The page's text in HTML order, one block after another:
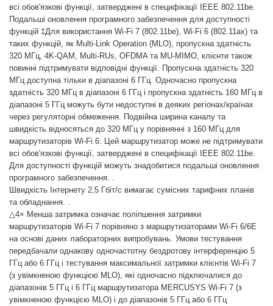
всі обов'язкові функції, затверджені в специфікації IEEE 802.11be.
Подальші оновлення програмного забезпечення для доступності
функцій ‡Для використання Wi-Fi 7 (802.11be), Wi-Fi 6 (802.11ax) та
таких функцій, як Multi-Link Operation (MLO), пропускна здатність
320 МГц, 4K-QAM, Multi-RUs, OFDMA та MU-MIMO, клієнти також
повинні підтримувати відповідні функції. Пропускна здатність 320
МГц доступна тільки в діапазоні 6 ГГц. Одночасно пропускна
здатність 320 МГц в діапазоні 6 ГГц і пропускна здатність 160 МГц в
діапазоні 5 ГГц можуть бути недоступні в деяких регіонах/країнах
через регуляторні обмеження. Подвійна ширина каналу та
швидкість відносяться до 320 МГц у порівнянні з 160 МГц для
маршрутизаторів Wi-Fi 6. Цей маршрутизатор може не підтримувати
всі обов'язкові функції, затверджені в специфікації IEEE 802.11be.
Для доступності функцій можуть знадобитися подальші оновлення
програмного забезпечення. .
Швидкість Інтернету 2,5 Гбіт/с вимагає сумісних тарифних планів
та обладнання. .
△4× Менша затримка означає поліпшення затримки
маршрутизаторів Wi-Fi 7 порівняно з маршрутизаторами Wi-Fi 6/6E
на основі даних лабораторних випробувань. Умови тестування
передбачали однакову одночастотну бездротову інтерференцію 5
ГГц або 6 ГГц і тестування максимальної затримки клієнтів Wi-Fi 7
(з увімкненою функцією MLO), які одночасно підключалися до
діапазонів 5 ГГц і 6 ГГц маршрутизатора MERCUSYS Wi-Fi 7 (з
увімкненою функцією MLO) і до діапазонів 5 ГГц або 6 ГГц